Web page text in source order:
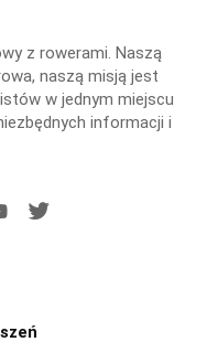
z rowerami. Naszą
naszą misją jest
w jednym miejscu
informacji i